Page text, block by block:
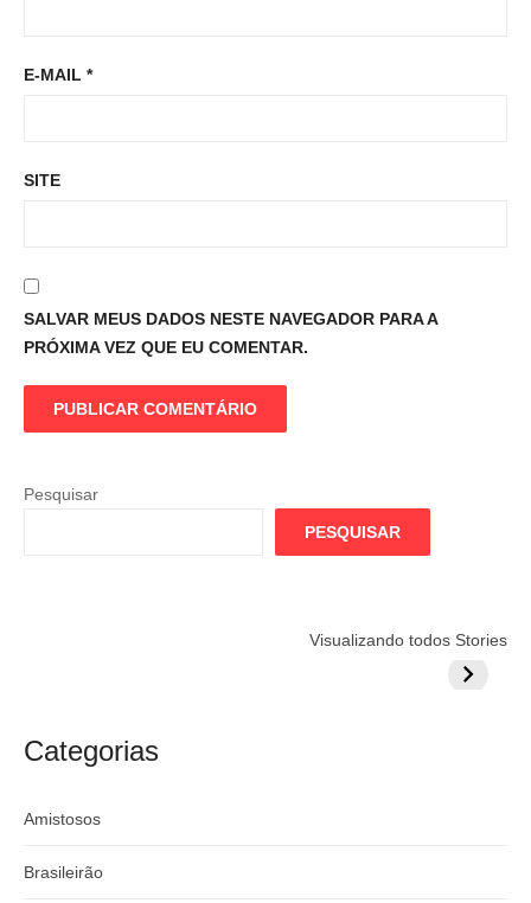
E-MAIL *
SITE
SALVAR MEUS DADOS NESTE NAVEGADOR PARA A
PRÓXIMA VEZ QUE EU COMENTAR.
Pesquisar
PESQUISAR
Visualizando todos Stories
argentino
do
Categorias
Amistosos
Brasileirão